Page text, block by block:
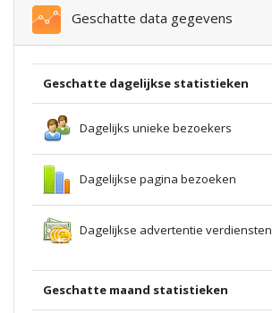
Geschatte data gegevens
Geschatte dagelijkse statistieken
Dagelijks unieke bezoekers
Dagelijkse pagina bezoeken
Dagelijkse advertentie verdiensten
Geschatte maand statistieken